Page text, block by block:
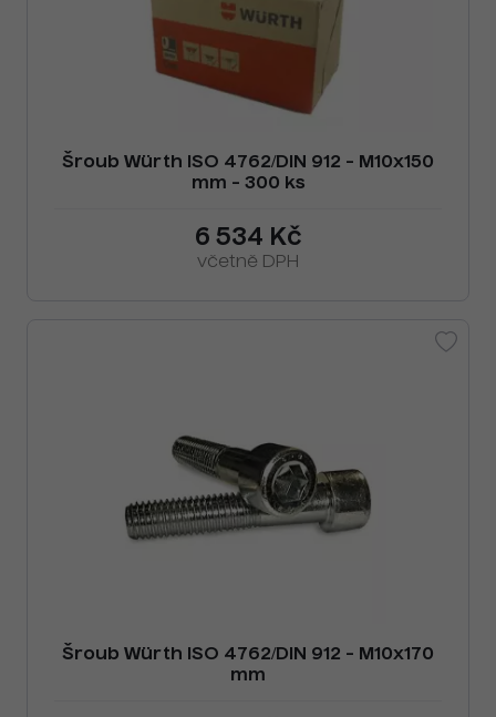
Šroub Würth ISO 4762/DIN 912 - M10x150
mm - 300 ks
6 534 Kč
včetně DPH
Šroub Würth ISO 4762/DIN 912 - M10x170
mm